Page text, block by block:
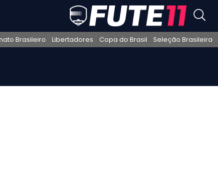
Brasileiro Libertadores Copa do Brasil Seleção Brasileira